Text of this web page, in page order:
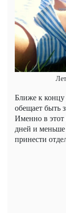
Ближе к концу
обещает быть
Именно в
дней и меньше
принести